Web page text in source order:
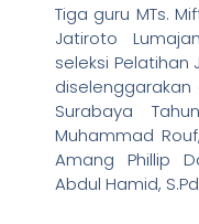
Tiga guru MTs.
Jatiroto
seleksi Pelatihan
Surabaya
Muhammad
Amang Phillip
Abdul Hamid,